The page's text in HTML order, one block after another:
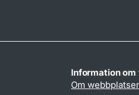
Information
Om